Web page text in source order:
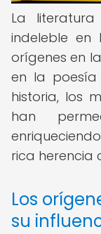
La
indeleble en
orígenes en
en la
historia, los
han
rica herencia
Los
su